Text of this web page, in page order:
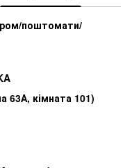
поштомати/
63А, кімната 101)